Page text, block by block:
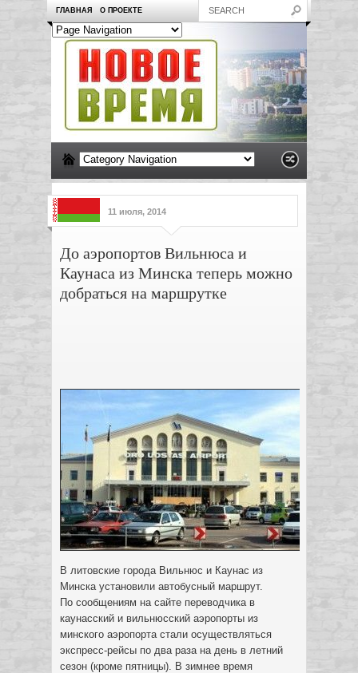
ГЛАВНАЯ О ПРОЕКТЕ
11 июля, 2014
До аэропортов Вильнюса и
Каунаса из Минска теперь можно
добраться на маршрутке
В литовские города Вильнюс и Каунас из
Минска установили автобусный маршрут.
По сообщениям на сайте переводчика в
каунасский и вильнюсский аэропорты из
минского аэропорта стали осуществляться
экспресс-рейсы по два раза на день в летний
сезон (кроме пятницы). В зимнее время